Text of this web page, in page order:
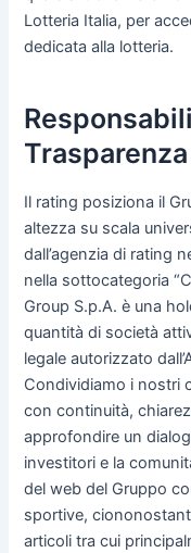
Lotteria Italia, per
dedicata alla lotteria.
Trasparenza
Il rating posiziona il
altezza su scala
dall’agenzia di rating
nella sottocategoria
Group S.p.A. è una
quantità di società
legale autorizzato
Condividiamo i nostri
con continuità,
approfondire un
investitori e la
del web del Gruppo
sportive,
articoli tra cui